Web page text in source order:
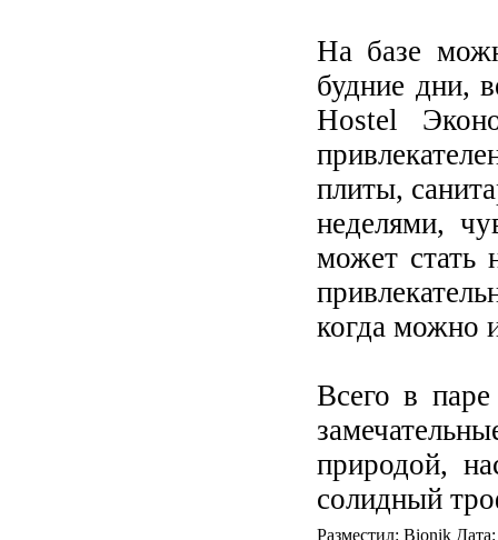
На базе
будние дни,
Hostel
плиты,
неделями,
может стать
когда можно
Всего в
природой,
солидный
Разместил: Bionik